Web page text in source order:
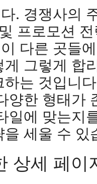
. 경쟁사의
프로모션 전
다른 곳들
그렇게 합
는 것입니
양한 형태가
일에 맞는지
세울 수 있
상세 페이